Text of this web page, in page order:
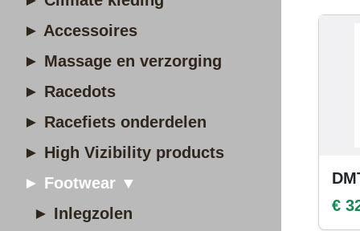
► Accessoires
► Massage en verzorging
► Racedots
► Racefiets onderdelen
► High Vizibility products
► Footwear ▼
► Inlegzolen
€